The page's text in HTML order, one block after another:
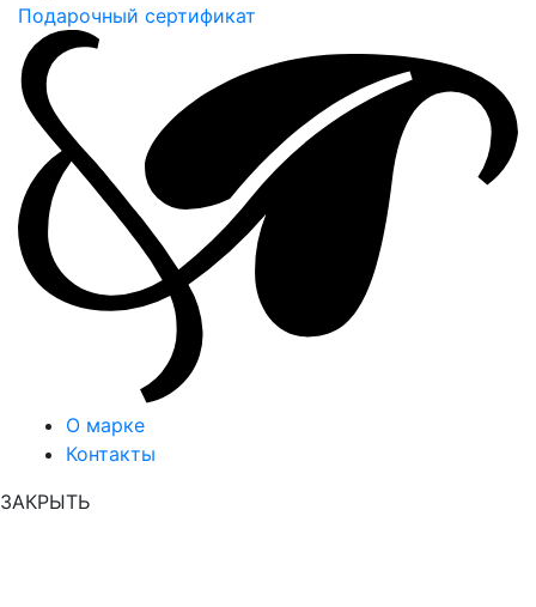
Подарочный сертификат
О марке
Контакты
ЗАКРЫТЬ